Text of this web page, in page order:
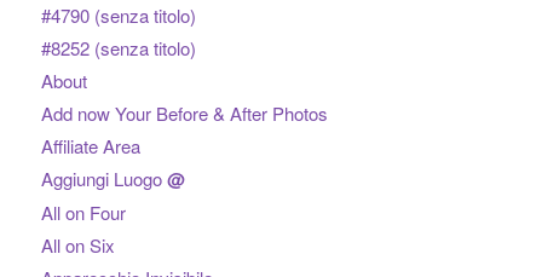
#4790 (senza titolo)
#8252 (senza titolo)
About
Add now Your Before & After Photos
Affiliate Area
Aggiungi Luogo@
All on Four
All on Six